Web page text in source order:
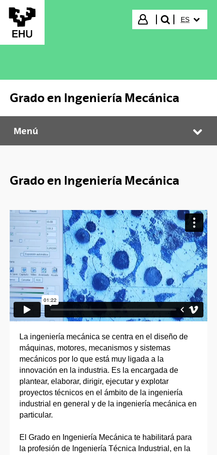
Saltar al contenido principal
Iniciar sesión
buscar"
ES
Grado en Ingeniería Mecánica
Grado en Ingeniería Mecánica
Menú
Grado en Ingeniería Mecánica
La ingeniería mecánica se centra en el diseño de
máquinas, motores, mecanismos y sistemas
mecánicos por lo que está muy ligada a la
innovación en la industria. Es la encargada de
plantear, elaborar, dirigir, ejecutar y explotar
proyectos técnicos en el ámbito de la ingeniería
industrial en general y de la ingeniería mecánica en
particular.
El Grado en Ingeniería Mecánica te habilitará para
la profesión de Ingeniería Técnica Industrial, en la